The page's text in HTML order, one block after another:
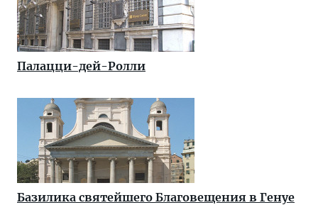
Палацци-дей-Ролли
Базилика святейшего Благовещения в Генуе